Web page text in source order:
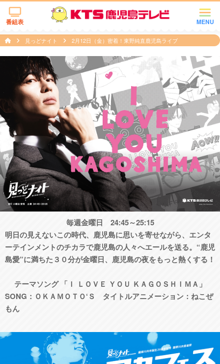
MENU
番組表
見っどナイト ​2月12日（金）密着！東野純直鹿児島ライブ
毎週金曜日 24:45～25:15
明日の見えないこの時代、鹿児島に思いを寄せながら、エンタ
ーテインメントのチカラで鹿児島の人々へエールを送る。“鹿児
島愛”に満ちた３０分が金曜日、鹿児島の夜をもっと熱くする！
テーマソング 「Ｉ ＬＯＶＥ ＹＯＵ ＫＡＧＯＳＨＩＭＡ」
SONG：ＯＫＡＭＯＴＯ‘Ｓ タイトルアニメーション：ねこぜ
もん